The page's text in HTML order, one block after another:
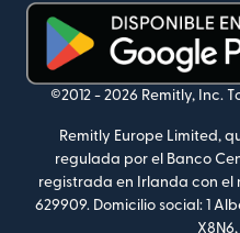
(se abre en una ventana
©2012 - 2026 Remitly, Inc.
Remitly Europe Limited,
regulada por el Banco
registrada en Irlanda con el
629909. Domicilio social: 1